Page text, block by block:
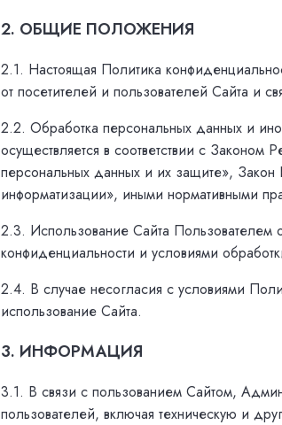
2. ОБЩИЕ ПОЛОЖЕНИЯ
2.1. Настоящая Политика
от посетителей и пользователей Сайта и
2.2. Обработка персональных данных и
осуществляется в соответствии с
персональных данных и их защите»,
информатизации», иными нормативными
2.3. Использование Сайта Пользователем
конфиденциальности и условиями
2.4. В случае несогласия с условиями
использование Сайта.
3. ИНФОРМАЦИЯ
3.1. В связи с пользованием Сайтом,
пользователей, включая техническую и